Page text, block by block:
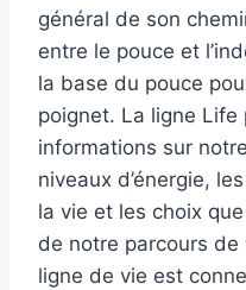
général de son
entre le pouce et
la base du pouce
poignet. La ligne
informations sur
niveaux d’énergie,
la vie et les choix
de notre parcours
ligne de vie est